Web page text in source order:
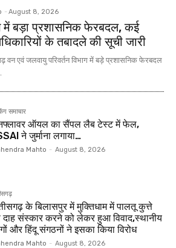
- August 8, 2026
में बड़ा प्रशासनिक फेरबदल, कई
के तबादले की सूची जारी
वन एवं जलवायु परिवर्तन विभाग में बड़े प्रशासनिक फेरबदल
समाचार
ऑयल का सैंपल लैब टेस्ट में फेल,
ने जुर्माना लगाया…
Mahto - August 8, 2026
के बिलासपुर में मुक्तिधाम में पालतू कुत्ते
दाह संस्कार करने को लेकर हुआ विवाद,स्थानीय
और हिंदू संगठनों ने इसका किया विरोध
Mahto - August 8, 2026